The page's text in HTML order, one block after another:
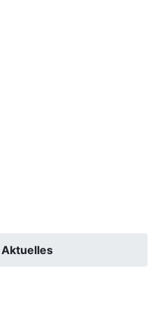
Aktuelles